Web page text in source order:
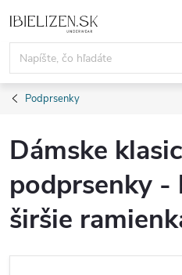
na
obsah
Podprsenky
Dámske
podprsenky -
širšie